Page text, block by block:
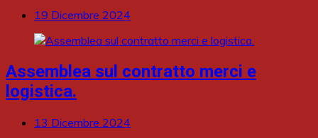
19 Dicembre 2024
Assemblea sul contratto merci e
logistica.
13 Dicembre 2024